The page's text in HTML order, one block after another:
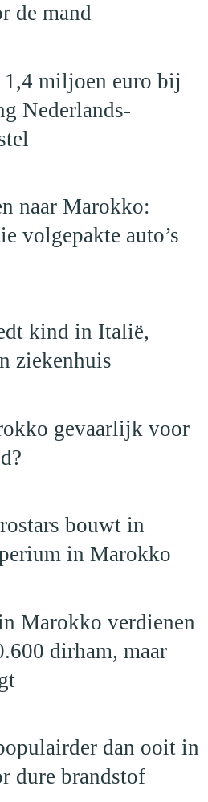
de mand
1,4 miljoen euro bij
Nederlands-
naar Marokko:
volgepakte auto’s
kind in Italië,
ziekenhuis
gevaarlijk voor
bouwt in
in Marokko
Marokko verdienen
dirham, maar
dan ooit in
dure brandstof